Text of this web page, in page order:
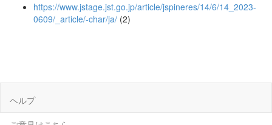
https://www.jstage.jst.go.jp/article/jspineres/14/6/14_2023-
0609/_article/-char/ja/ (2)
ヘルプ